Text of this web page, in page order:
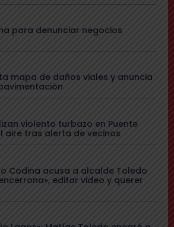
para denunciar negocios
mapa de daños viales y anuncia
violento turbazo en Puente
aire tras alerta de vecinos
Codina acusa a alcalde Toledo
editar video y querer